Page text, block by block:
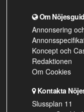
Om
Annonsering
Koncept och
Redaktionen
Om Cookies
Kontakta
Slussplan 11